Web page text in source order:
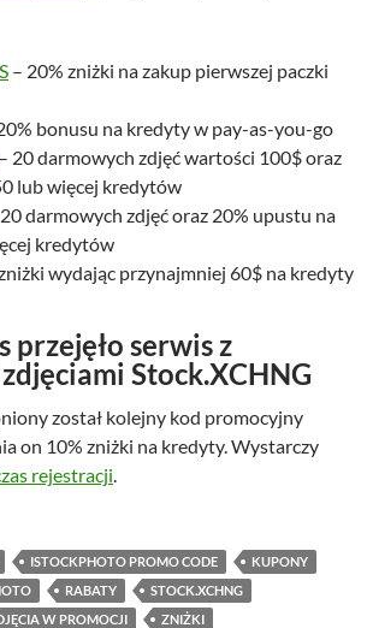
– 20% zniżki na zakup pierwszej paczki
bonusu na kredyty w pay-as-you-go
– 20 darmowych zdjęć wartości 100$ oraz
lub więcej kredytów
darmowych zdjęć oraz 20% upustu na
kredytów
wydając przynajmniej 60$ na kredyty
przejęło serwis z
Stock.XCHNG
został kolejny kod promocyjny
on 10% zniżki na kredyty. Wystarczy
rejestracji.
ISTOCKPHOTO PROMO CODE
KUPONY
RABATY
STOCK.XCHNG
W PROMOCJI ZNIŻKI